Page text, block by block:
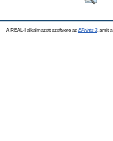
A REAL-I alkalmazott szoftvere az EPrints 3, amit a